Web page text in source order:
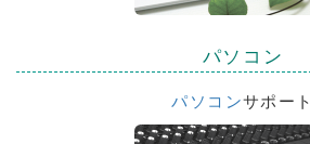
パソコン
パソコンサポート